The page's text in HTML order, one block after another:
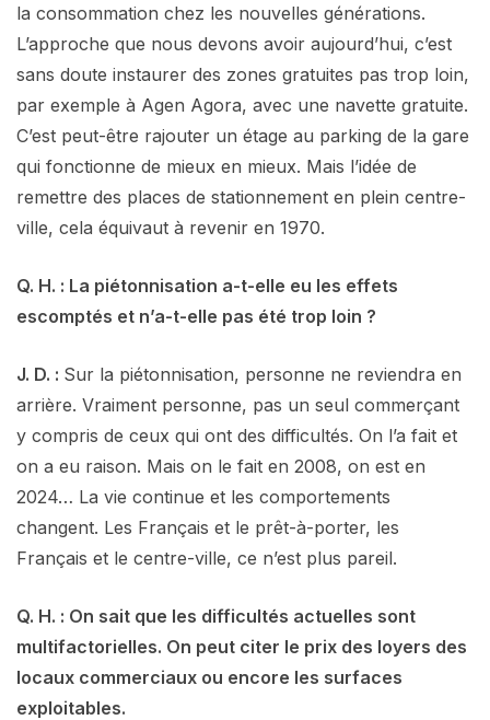
la consommation chez les nouvelles générations.
L’approche que nous devons avoir aujourd’hui, c’est
sans doute instaurer des zones gratuites pas trop loin,
par exemple à Agen Agora, avec une navette gratuite.
C’est peut-être rajouter un étage au parking de la gare
qui fonctionne de mieux en mieux. Mais l’idée de
remettre des places de stationnement en plein centre-
ville, cela équivaut à revenir en 1970.
Q. H. : La piétonnisation a-t-elle eu les effets
escomptés et n’a-t-elle pas été trop loin ?
J. D. : Sur la piétonnisation, personne ne reviendra en
arrière. Vraiment personne, pas un seul commerçant
y compris de ceux qui ont des difficultés. On l’a fait et
on a eu raison. Mais on le fait en 2008, on est en
2024… La vie continue et les comportements
changent. Les Français et le prêt-à-porter, les
Français et le centre-ville, ce n’est plus pareil.
Q. H. : On sait que les difficultés actuelles sont
multifactorielles. On peut citer le prix des loyers des
locaux commerciaux ou encore les surfaces
exploitables.